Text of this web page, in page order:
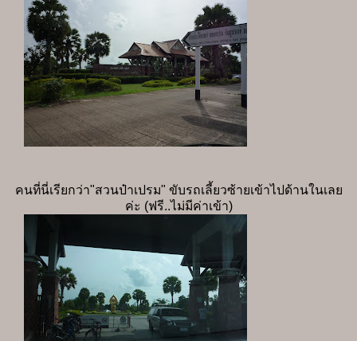
คนที่นี่เรียกว่า"สวนป๋าเปรม" ขับรถเลี้ยวซ้ายเข้าไปด้านในเลย
ค่ะ (ฟรี..ไม่มีค่าเข้า)